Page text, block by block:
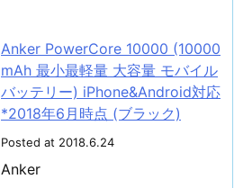
Anker PowerCore 10000 (10000
mAh 最小最軽量 大容量 モバイル
バッテリー) iPhone&Android対応
*2018年6月時点 (ブラック)
Posted at 2018.6.24
Anker